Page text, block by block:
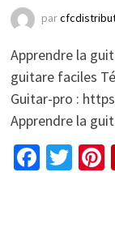
par
Apprendre la
guitare faciles
Guitar-pro :
Apprendre la